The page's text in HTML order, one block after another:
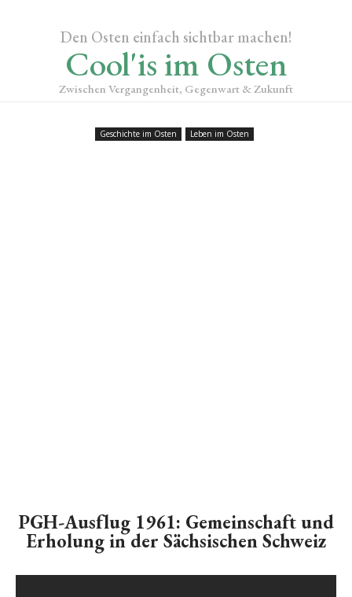
Den Osten einfach sichtbar machen!
Cool'is im Osten
Zwischen Vergangenheit, Gegenwart & Zukunft
Geschichte im Osten Leben im Osten
PGH-Ausflug 1961: Gemeinschaft und
Erholung in der Sächsischen Schweiz